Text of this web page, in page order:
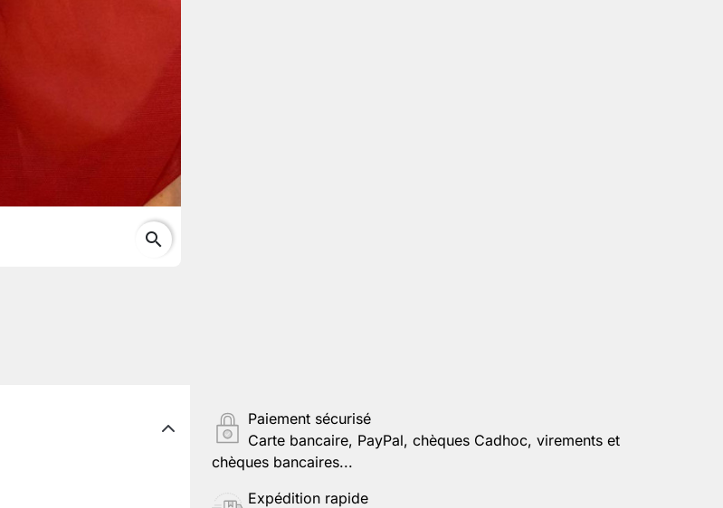
search
Paiement sécurisé
Carte bancaire, PayPal, chèques Cadhoc, virements et
chèques bancaires...
Expédition rapide